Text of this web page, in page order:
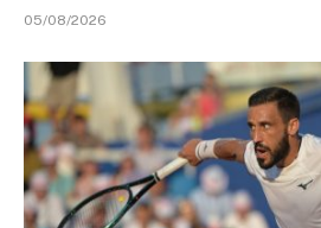
05/08/2026